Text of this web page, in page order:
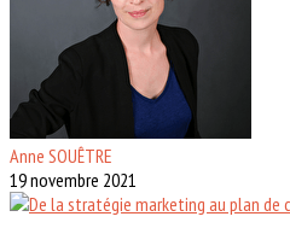
Anne SOUÊTRE
19 novembre 2021